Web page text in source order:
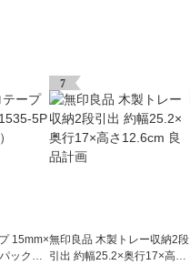
15mm×
ック（5
7
無印良品 木製トレー収納2段
引出 約幅25.2×奥行17×高さ